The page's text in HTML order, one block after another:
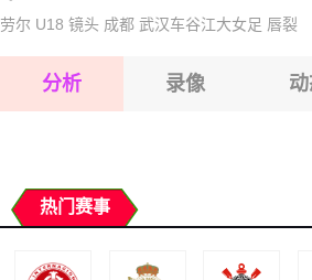
2026-08-17 【世界杯】 西班牙VS
劳尔 U18 镜头 成都 武汉车谷江大女足 唇裂
分析 录像
热门赛事